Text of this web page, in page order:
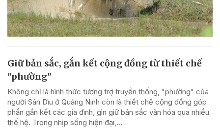
Giữ bản sắc, gắn kết cộng đồng từ thiết chế
"phường"
Không chỉ là hình thức tương trợ truyền thống, "phường" của
người Sán Dìu ở Quảng Ninh còn là thiết chế cộng đồng góp
phần gắn kết các gia đình, gìn giữ bản sắc văn hóa qua nhiều
thế hệ. Trong nhịp sống hiện đại,...